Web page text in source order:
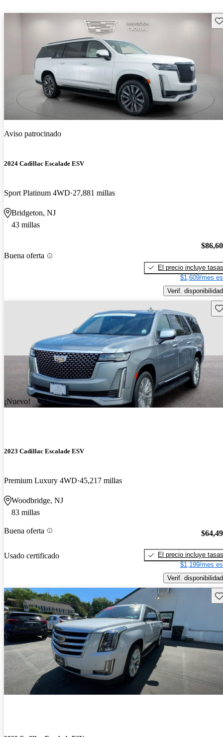
Aviso patrocinado
2024 Cadillac Escalade ESV
Sport Platinum 4WD 27,881 millas
Bridgeton, NJ
43 millas
Buena oferta
El precio incluye tasas
$1,609/mes
Verif. disponibilidad
¡Nuevo!
2023 Cadillac Escalade ESV
Premium Luxury 4WD 45,217 millas
Woodbridge, NJ
83 millas
Buena oferta
Usado certificado
El precio incluye tasas
$1,199/mes
Verif. disponibilidad